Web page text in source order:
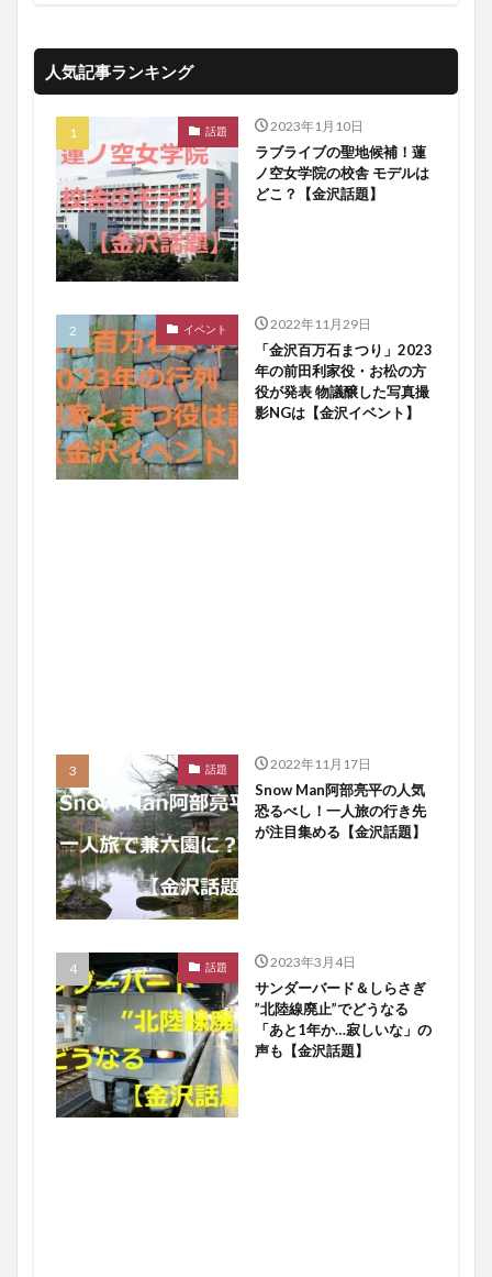
人気記事ランキング
話題 2023年1月10日
ラブライブの聖地候補！蓮
ノ空女学院の校舎 モデルは
どこ？【金沢話題】
イベント 2022年11月29日
「金沢百万石まつり」2023
年の前田利家役・お松の方
役が発表 物議醸した写真撮
影NGは【金沢イベント】
話題 2022年11月17日
Snow Man阿部亮平の人気
恐るべし！一人旅の行き先
が注目集める【金沢話題】
話題 2023年3月4日
サンダーバード＆しらさぎ
”北陸線廃止”でどうなる
「あと1年か…寂しいな」の
声も【金沢話題】